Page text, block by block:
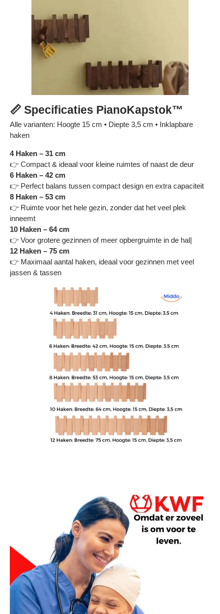
📏 Specificaties PianoKapstok™
Alle varianten: Hoogte 15 cm • Diepte 3,5 cm • Inklapbare
haken
4 Haken – 31 cm
👉 Compact & ideaal voor kleine ruimtes of naast de deur
6 Haken – 42 cm
👉 Perfect balans tussen compact design en extra capaciteit
8 Haken – 53 cm
👉 Ruimte voor het hele gezin, zonder dat het veel plek
inneemt
10 Haken – 64 cm
👉 Voor grotere gezinnen of meer opbergruimte in de hal|
12 Haken – 75 cm
👉 Maximaal aantal haken, ideaal voor gezinnen met veel
jassen & tassen